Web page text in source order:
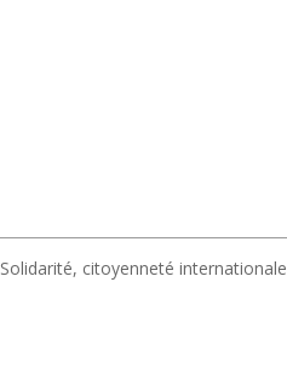
Solidarité, citoyenneté internationale